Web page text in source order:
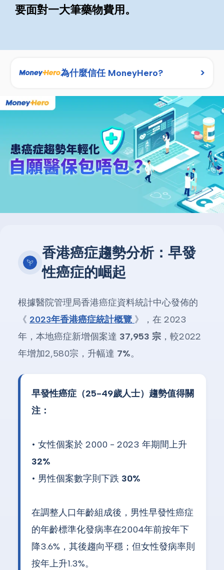
要面對一大筆藥物費用。
為什麼信任 MoneyHero? >
香港癌症趨勢分析：早發
性癌症的崛起
根據醫院管理局香港癌症資料統計中心發佈的
《 2023年香港癌症統計概覽 》，在 2023
年，本地癌症新增個案達 37,953 宗 ，較2022
年增加2,580宗，升幅達 7%。
早發性癌症（25-49歲人士）趨勢值得關
注：
• 女性個案於 2000 - 2023 年期間上升
32%
• 男性個案數字則下跌 30%
在調整人口年齡組成後，男性早發性癌症
的年齡標準化發病率在2004年前按年下
降3.6%，其後趨向平穩；但女性發病率則
按年上升1.3%。